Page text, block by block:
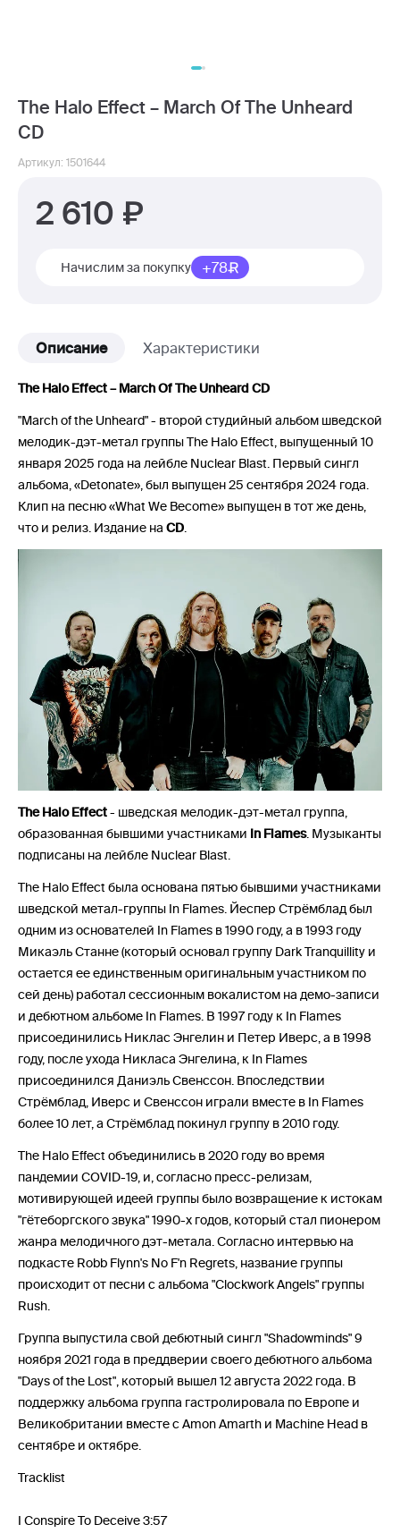
The Halo Effect – March Of The Unheard
CD
Артикул: 1501644
2 610
Начислим за покупку +78
Описание Характеристики
The Halo Effect – March Of The Unheard CD
"March of the Unheard" - второй студийный альбом шведской
мелодик-дэт-метал группы The Halo Effect, выпущенный 10
января 2025 года на лейбле Nuclear Blast. Первый сингл
альбома, «Detonate», был выпущен 25 сентября 2024 года.
Клип на песню «What We Become» выпущен в тот же день,
что и релиз. Издание на CD
The Halo Effect- шведская мелодик-дэт-метал группа,
образованная бывшими участниками In Flames. Музыканты
подписаны на лейбле Nuclear Blast.
The Halo Effect была основана пятью бывшими участниками
шведской метал-группы In Flames. Йеспер Стрёмблад был
одним из основателей In Flames в 1990 году, а в 1993 году
Микаэль Станне (который основал группу Dark Tranquillity и
остается ее единственным оригинальным участником по
сей день) работал сессионным вокалистом на демо-записи
и дебютном альбоме In Flames. В 1997 году к In Flames
присоединились Никлас Энгелин и Петер Иверс, а в 1998
году, после ухода Никласа Энгелина, к In Flames
присоединился Даниэль Свенссон. Впоследствии
Стрёмблад, Иверс и Свенссон играли вместе в In Flames
более 10 лет, а Стрёмблад покинул группу в 2010 году.
The Halo Effect объединились в 2020 году во время
пандемии COVID-19, и, согласно пресс-релизам,
мотивирующей идеей группы было возвращение к истокам
"гётеборгского звука" 1990-х годов, который стал пионером
жанра мелодичного дэт-метала. Согласно интервью на
подкасте Robb Flynn's No F'n Regrets, название группы
происходит от песни с альбома "Clockwork Angels" группы
Rush.
Группа выпустила свой дебютный сингл "Shadowminds" 9
ноября 2021 года в преддверии своего дебютного альбома
"Days of the Lost", который вышел 12 августа 2022 года. В
поддержку альбома группа гастролировала по Европе и
Великобритании вместе с Amon Amarth и Machine Head в
сентябре и октябре.
Tracklist
I Conspire To Deceive 3:57